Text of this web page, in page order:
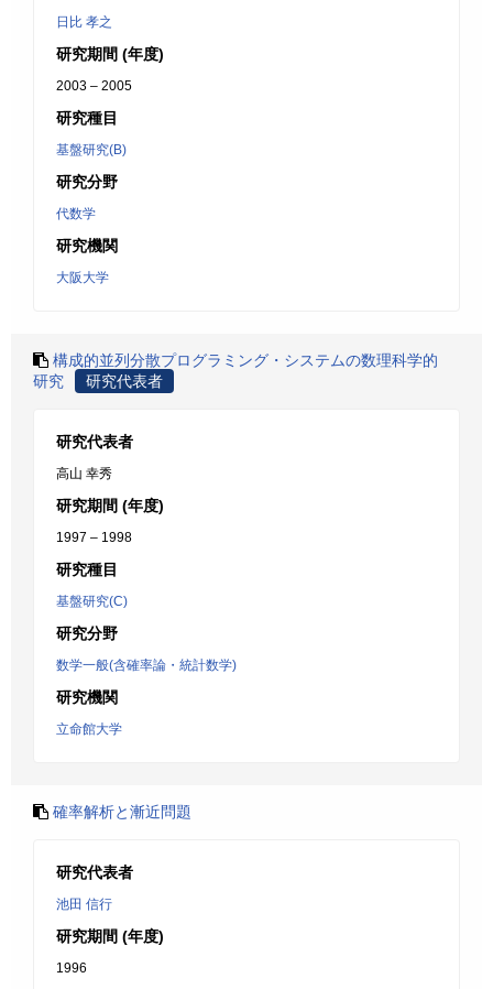
日比 孝之
研究期間 (年度)
2003 – 2005
研究種目
基盤研究(B)
研究分野
代数学
研究機関
大阪大学
構成的並列分散プログラミング・システムの数理科学的
研究
研究代表者
研究代表者
高山 幸秀
研究期間 (年度)
1997 – 1998
研究種目
基盤研究(C)
研究分野
数学一般(含確率論・統計数学)
研究機関
立命館大学
確率解析と漸近問題
研究代表者
池田 信行
研究期間 (年度)
1996